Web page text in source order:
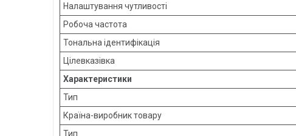
Налаштування чутливості
Робоча частота
Тональна ідентифікація
Цілевказівка
Характеристики
Тип
Країна-виробник товару
Тип